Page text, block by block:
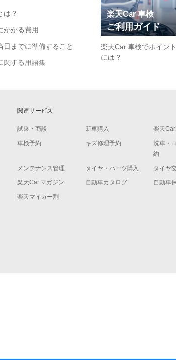
は？
かかる費用
日までに準備すること
関する用語集
楽天Car 車検
ご利用ガイド
楽天Car 車検でポイン
には？
関連サービス
試乗・商談 新車購入 楽天Car
車検予約 キズ修理予約
洗車・
約
メンテナンス管理 タイヤ・パーツ購入 タイヤ
楽天Car マガジン 自動車カタログ 自動車
楽天マイカー割